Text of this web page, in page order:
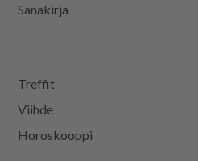
Treffit
Viihde
Horoskooppi
Sanakirja